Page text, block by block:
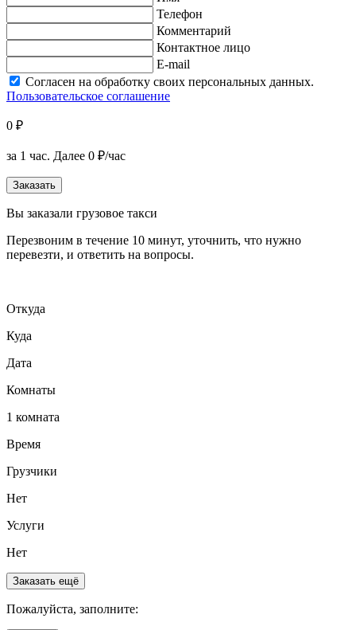
Телефон
Комментарий
Контактное лицо
E-mail
Согласен на обработку своих персональных данных.
Пользовательское соглашение
0 ₽
за 1 час. Далее 0 ₽/час
Заказать
Вы заказали грузовое такси
Перезвоним в течение 10 минут, уточнить, что нужно
перевезти, и ответить на вопросы.
Откуда
Куда
Дата
Комнаты
1 комната
Время
Грузчики
Нет
Услуги
Нет
Заказать ещё
Пожалуйста, заполните: